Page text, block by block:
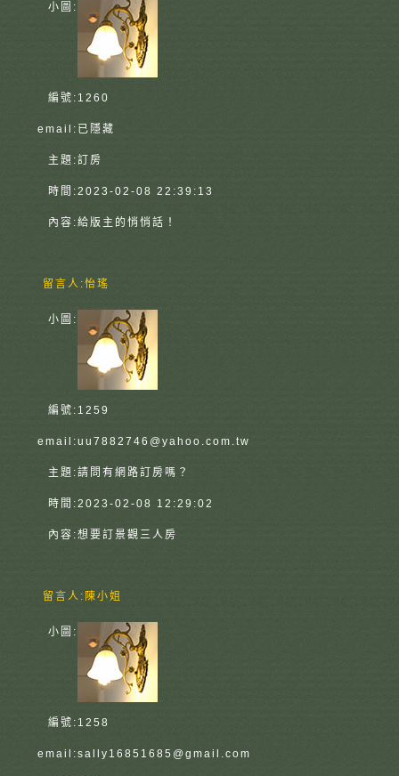
小圖:
編號: 1260
email: 已隱藏
主題:訂房
時間:2023-02-08 22:39:13
內容:給版主的悄悄話！
留言人:怡瑤
小圖:
編號: 1259
email:uu7882746@yahoo.com.tw
主題:請問有網路訂房嗎？
時間:2023-02-08 12:29:02
內容:想要訂景觀三人房
留言人: 陳小姐
小圖:
編號: 1258
email:sally16851685@gmail.com